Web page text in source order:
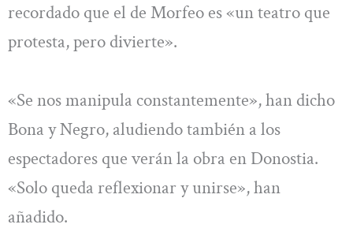
recordado que el de Morfeo es «un teatro que
protesta, pero divierte».
«Se nos manipula constantemente», han dicho
Bona y Negro, aludiendo también a los
espectadores que verán la obra en Donostia.
«Solo queda reflexionar y unirse», han
añadido.